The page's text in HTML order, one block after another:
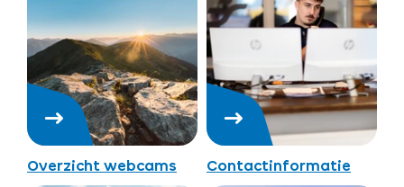
Overzicht webcams Contactinformatie